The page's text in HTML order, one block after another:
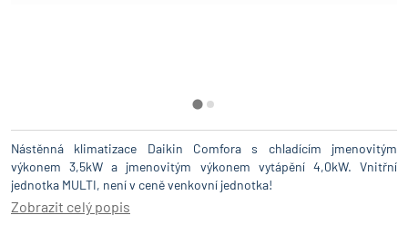
Nástěnná klimatizace Daikin Comfora s chladícím jmenovitým
výkonem 3,5kW a jmenovitým výkonem vytápění 4,0kW. Vnitřní
jednotka MULTI, není v ceně venkovní jednotka!
Zobrazit celý popis